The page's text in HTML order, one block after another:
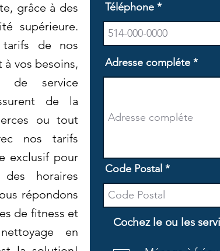
grâce à des
supérieure.
tarifs de nos
vos besoins,
de service
de la
ou tout
nos tarifs
exclusif pour
horaires
répondons
de fitness et
en
Téléphone
Adresse compléte
Code Postal
Cochez le ou les